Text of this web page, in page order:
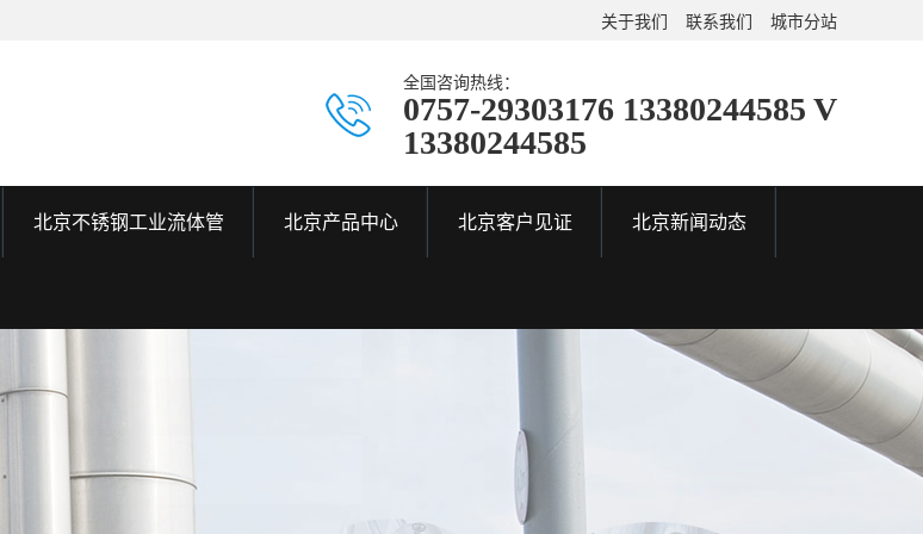
关于我们 联系我们 城市分站
全国咨询热线：
0757-29303176 13380244585 V
13380244585
北京不锈钢工业流体管 北京产品中心 北京客户见证 北京新闻动态